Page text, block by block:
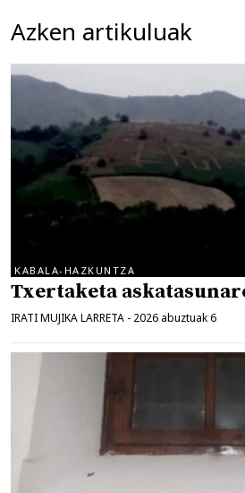
Azken artikuluak
KABALA-HAZKUNTZA
Txertaketa
IRATI MUJIKA LARRETA - 2026 abuztuak 6